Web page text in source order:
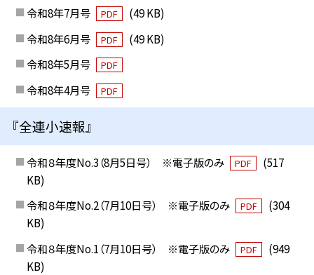
令和8年7月号 PDF
(49 KB)
令和8年6月号
PDF
(49 KB)
令和8年5月号
PDF
令和8年4月号 PDF
『全連小速報』
令和８年度No.3（8月5日号） ※電子版のみ PDF
(517
KB)
令和８年度No.2（7月10日号） ※電子版のみ
PDF
(304
KB)
令和８年度No.1（7月10日号） ※電子版のみ
PDF
(949
KB)